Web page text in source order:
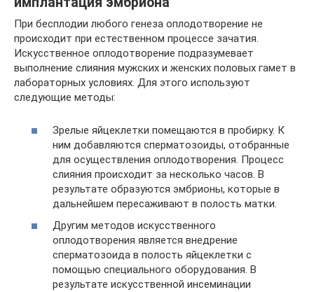
При бесплодии любого генеза оплодотворение не
происходит при естественном процессе зачатия.
Искусственное оплодотворение подразумевает
выполнение слияния мужских и женских половых гамет в
лабораторных условиях. Для этого используют
следующие методы:
Зрелые яйцеклетки помещаются в пробирку. К
ним добавляются сперматозоиды, отобранные
для осуществления оплодотворения. Процесс
слияния происходит за несколько часов. В
результате образуются эмбрионы, которые в
дальнейшем пересаживают в полость матки.
Другим методов искусственного
оплодотворения является внедрение
сперматозоида в полость яйцеклетки с
помощью специального оборудования. В
результате искусственной инсеминации